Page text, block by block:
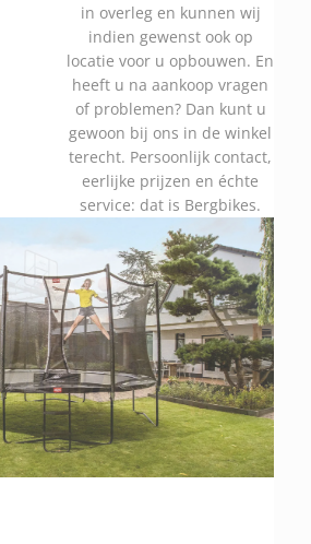
in overleg en kunnen wij
indien gewenst ook op
locatie voor u opbouwen. En
heeft u na aankoop vragen
of problemen? Dan kunt u
gewoon bij ons in de winkel
terecht. Persoonlijk contact,
eerlijke prijzen en échte
service: dat is Bergbikes.